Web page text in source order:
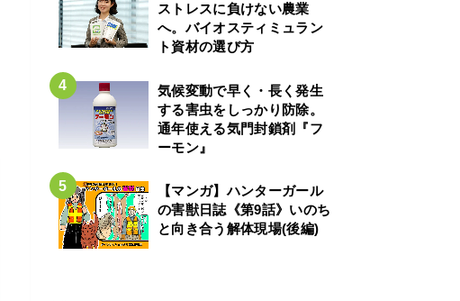
ストレスに負けない農業
へ。バイオスティミュラン
ト資材の選び方
気候変動で早く・長く発生
する害虫をしっかり防除。
通年使える気門封鎖剤『フ
ーモン』
【マンガ】ハンターガール
の害獣日誌《第9話》いのち
と向き合う解体現場(後編)